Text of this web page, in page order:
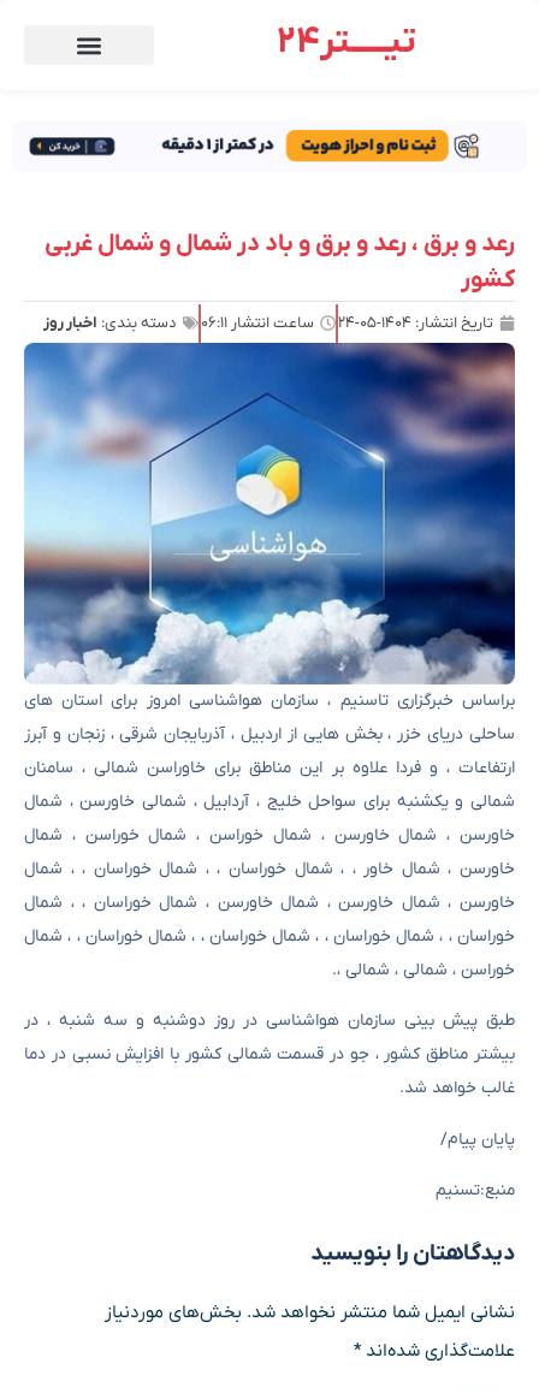
تیـــــتر24
رعد و برق ، رعد و برق و باد در شمال و شمال غربی
کشور
تاریخ انتشار: ۱۴۰۴-۰۵-۲۴ ساعت انتشار ۰۶:۱۱ دسته بندی: اخبار روز
براساس خبرگزاری تاسنیم ، سازمان هواشناسی امروز برای استان های
ساحلی دریای خزر ، بخش هایی از اردبیل ، آذربایجان شرقی ، زنجان و آبرز
ارتفاعات ، و فردا علاوه بر این مناطق برای خاوراسن شمالی ، سامنان
شمالی و یکشنبه برای سواحل خلیج ، آردابیل ، شمالی خاورسن ، شمال
خاورسن ، شمال خاورسن ، شمال خوراسن ، شمال خوراسن ، شمال
خاورسن ، شمال خاور ، ، شمال خوراسان ، ، شمال خوراسان ، ، شمال
خاورسن ، شمال خاورسن ، شمال خاورسن ، شمال خوراسان ، ، شمال
خوراسان ، ، شمال خوراسان ، ، شمال خوراسان ، ، شمال خوراسان ، ، شمال
خوراسن ، شمالی ، شمالی ،.
طبق پیش بینی سازمان هواشناسی در روز دوشنبه و سه شنبه ، در
بیشتر مناطق کشور ، جو در قسمت شمالی کشور با افزایش نسبی در دما
غالب خواهد شد.
پایان پیام/
منبع:تسنیم
دیدگاهتان را بنویسید
نشانی ایمیل شما منتشر نخواهد شد. بخش‌های موردنیاز
علامت‌گذاری شده‌اند*